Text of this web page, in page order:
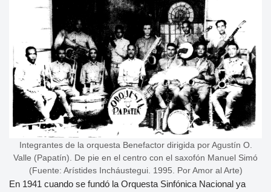
Integrantes de la orquesta Benefactor dirigida por Agustín O.
Valle (Papatín). De pie en el centro con el saxofón Manuel Simó
(Fuente: Arístides Incháustegui. 1995. Por Amor al Arte)
En 1941 cuando se fundó la Orquesta Sinfónica Nacional ya